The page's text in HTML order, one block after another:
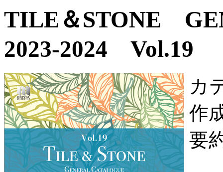
TILE＆STONE
2023-2024 Vol.19
カ
作
要